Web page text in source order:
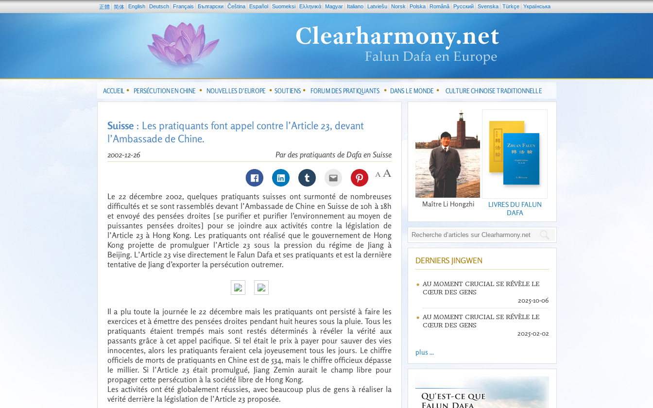
正體 简体 English Deutsch Français Български Čeština Español Suomeksi Ελληνικά Magyar Italiano Latviešu Norsk Polska Română Pусский Svenska Türkçe Yкраїнська
ACCUEIL PERSÉCUTION EN CHINE NOUVELLES D’EUROPE SOUTIENS FORUM DES PRATIQUANTS DANS LE MONDE CULTURE CHINOISE TRADITIONNELLE
Suisse : Les pratiquants font appel contre l’Article 23, devant
l’Ambassade de Chine.
Par des pratiquants de Dafa en Suisse
2002-12-26
Le 22 décembre 2002, quelques pratiquants suisses ont surmonté de nombreuses
difficultés et se sont rassemblés devant l’Ambassade de Chine en Suisse de 10h à 18h
et envoyé des pensées droites [se purifier et purifier l’environnement au moyen de
puissantes pensées droites] pour se joindre aux activités contre la législation de
l’Article 23 à Hong Kong. Les pratiquants ont réalisé que le gouvernement de Hong
Kong projette de promulguer l’Article 23 sous la pression du régime de Jiang à
Beijing. L’Article 23 vise directement le Falun Dafa et ses pratiquants et est la dernière
tentative de Jiang d’exporter la persécution outremer.
Il a plu toute la journée le 22 décembre mais les pratiquants ont persisté à faire les
exercices et à émettre des pensées droites pendant huit heures sous la pluie. Tous les
pratiquants étaient trempés mais sont restés déterminés à révéler la vérité aux
passants grâce à cet appel pacifique. Si tel était le prix à payer pour sauver des vies
innocentes, alors les pratiquants feraient cela joyeusement tous les jours. Le chiffre
officiels de morts de pratiquants en Chine est de 534, mais le chiffre officieux dépasse
le millier. Si l’Article 23 était promulgué, Jiang Zemin aurait le champ libre pour
propager cette persécution à la société libre de Hong Kong.
Les activités ont été globalement réussies, avec beaucoup plus de gens à réaliser la
vérité derrière la législation de l’Article 23 proposée.
Maître Li Hongzhi
LIVRES DU FALUN
DAFA
DERNIERS JINGWEN
AU MOMENT CRUCIAL SE RÉVÈLE LE
CŒUR DES GENS
2025-10-06
AU MOMENT CRUCIAL SE RÉVÈLE LE
CŒUR DES GENS
2025-02-02
plus ...